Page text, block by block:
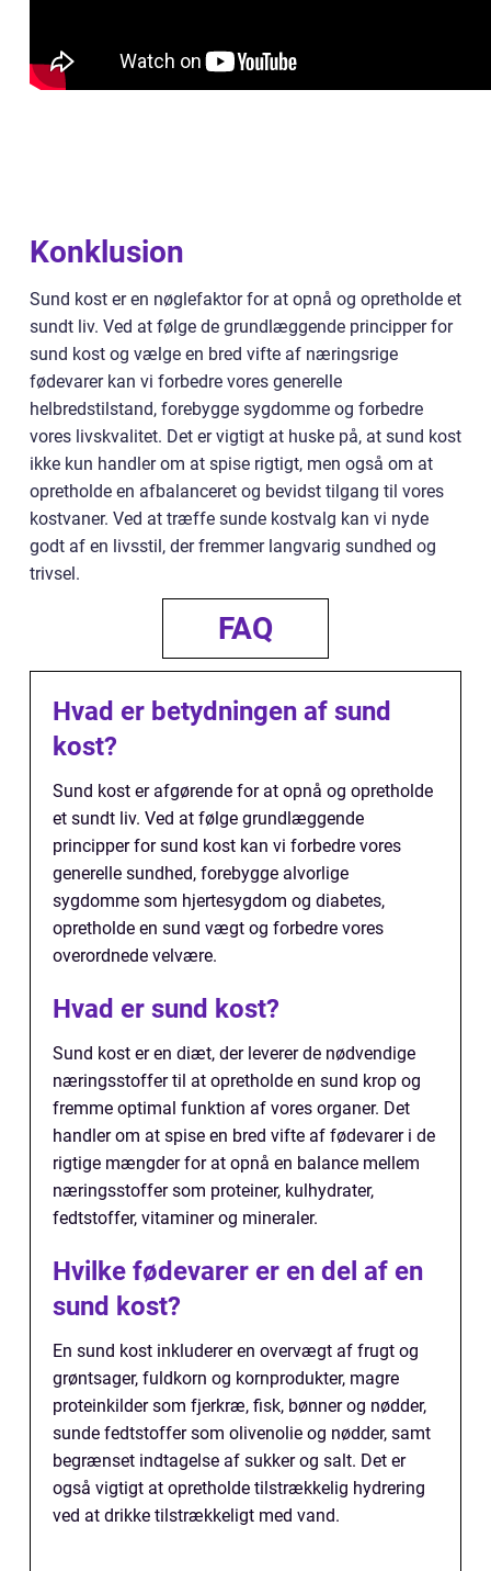
Konklusion
Sund kost er en nøglefaktor for at opnå og opretholde et
sundt liv. Ved at følge de grundlæggende principper for
sund kost og vælge en bred vifte af næringsrige
fødevarer kan vi forbedre vores generelle
helbredstilstand, forebygge sygdomme og forbedre
vores livskvalitet. Det er vigtigt at huske på, at sund kost
ikke kun handler om at spise rigtigt, men også om at
opretholde en afbalanceret og bevidst tilgang til vores
kostvaner. Ved at træffe sunde kostvalg kan vi nyde
godt af en livsstil, der fremmer langvarig sundhed og
trivsel.
FAQ
Hvad er betydningen af sund
kost?
Sund kost er afgørende for at opnå og opretholde
et sundt liv. Ved at følge grundlæggende
principper for sund kost kan vi forbedre vores
generelle sundhed, forebygge alvorlige
sygdomme som hjertesygdom og diabetes,
opretholde en sund vægt og forbedre vores
overordnede velvære.
Hvad er sund kost?
Sund kost er en diæt, der leverer de nødvendige
næringsstoffer til at opretholde en sund krop og
fremme optimal funktion af vores organer. Det
handler om at spise en bred vifte af fødevarer i de
rigtige mængder for at opnå en balance mellem
næringsstoffer som proteiner, kulhydrater,
fedtstoffer, vitaminer og mineraler.
Hvilke fødevarer er en del af en
sund kost?
En sund kost inkluderer en overvægt af frugt og
grøntsager, fuldkorn og kornprodukter, magre
proteinkilder som fjerkræ, fisk, bønner og nødder,
sunde fedtstoffer som olivenolie og nødder, samt
begrænset indtagelse af sukker og salt. Det er
også vigtigt at opretholde tilstrækkelig hydrering
ved at drikke tilstrækkeligt med vand.